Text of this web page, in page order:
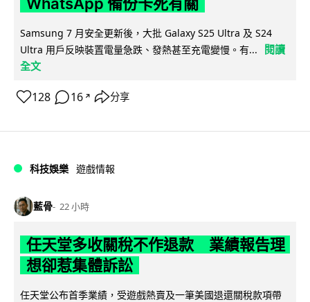
Samsung 7 月安全更新後，大批 Galaxy S25 Ultra 及 S24
Ultra 用戶反映裝置電量急跌、發熱甚至充電變慢。有...
閱讀
全文
128 16 ↗ 分享
科技娛樂 遊戲情報
藍骨 22 小時
任天堂多收關稅不作退款 業績報告理
想卻惹集體訴訟
任天堂公布首季業績，受遊戲熱賣及一筆美國退還關稅款項帶